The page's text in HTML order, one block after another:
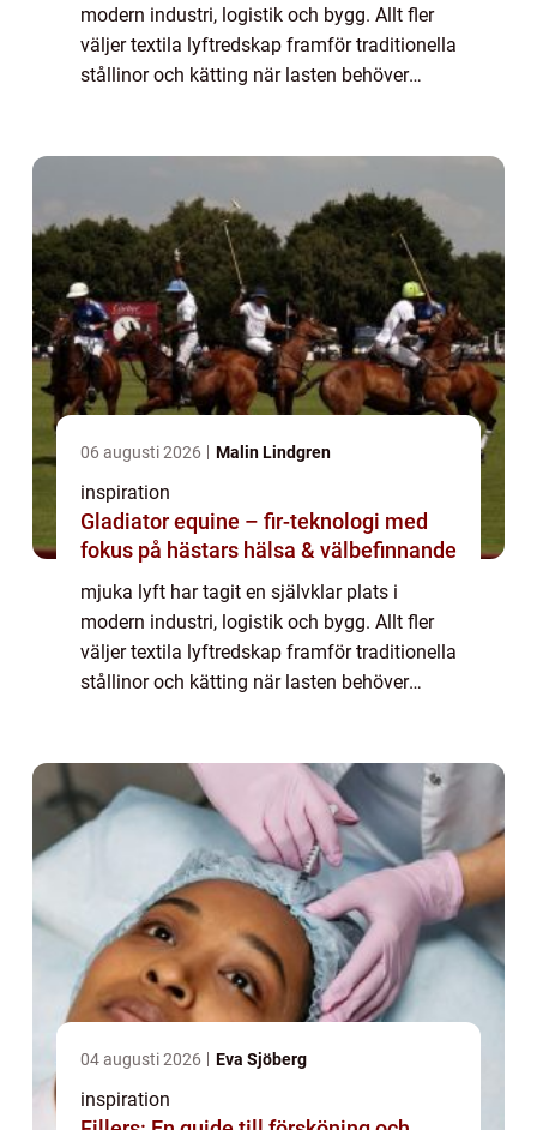
modern industri, logistik och bygg. Allt fler
väljer textila lyftredskap framför traditionella
stållinor och kätting när lasten behöver
06 augusti 2026 Malin Lindgren
inspiration
Gladiator equine – fir-teknologi med
fokus på hästars hälsa & välbefinnande
mjuka lyft har tagit en självklar plats i
modern industri, logistik och bygg. Allt fler
väljer textila lyftredskap framför traditionella
stållinor och kätting när lasten behöver
04 augusti 2026 Eva Sjöberg
inspiration